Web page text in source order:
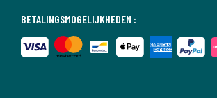
BETALINGSMOGELIJKHEDEN :